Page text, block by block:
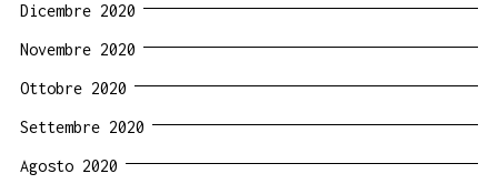
Dicembre 2020
Novembre 2020
Ottobre 2020
Settembre 2020
Agosto 2020